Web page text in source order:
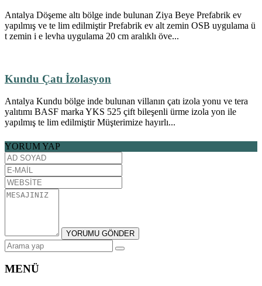
Antalya Döşeme altı bölge inde bulunan Ziya Beye Prefabrik ev
yapılmış ve te lim edilmiştir Prefabrik ev alt zemin OSB uygulama ü
t zemin i e levha uygulama 20 cm aralıklı öve...
Kundu Çatı İzolasyon
Antalya Kundu bölge inde bulunan villanın çatı izola yonu ve tera
yalıtımı BASF marka YKS 525 çift bileşenli ürme izola yon ile
yapılmış te lim edilmiştir Müşterimize hayırlı...
YORUM YAP
MENÜ